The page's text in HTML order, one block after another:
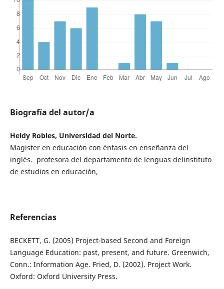
Biografía del autor/a
Heidy Robles, Universidad del Norte.
Magister en educación con énfasis en enseñanza del
inglés. profesora del departamento de lenguas delinstituto
de estudios en educación,
Referencias
BECKETT, G. (2005) Project-based Second and Foreign
Language Education: past, present, and future. Greenwich,
Conn.: Information Age. Fried, D. (2002). Project Work.
Oxford: Oxford University Press.